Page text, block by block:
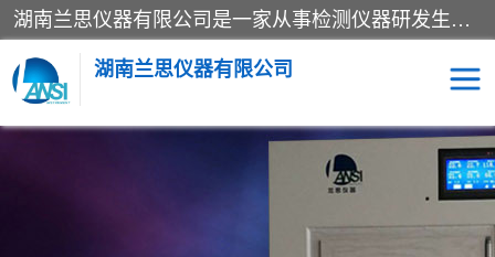
湖南兰思仪器有限公司是一家从事检测仪器研发生产销售和维修保养服务的综合型企业，产品符合国际标准可按需定制专业售前售后工程师，主要有门窗性能体验箱、门窗隔音展示箱、恒温恒湿试验箱、步入式恒温恒湿房、高低温试验箱、老化试验箱、老化试验房、恒温恒湿培养箱、水泥标准养护试验箱、电热鼓风干燥试验箱、真空干燥箱、工业烤箱、盐雾腐蚀试验箱等。
湖南兰思仪器有限公司
恒温恒湿试验箱
门窗体验箱